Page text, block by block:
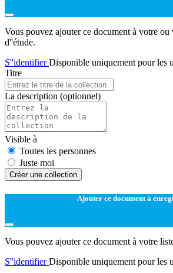
Vous pouvez ajouter ce document à votre ou
d''étude.
S''identifierDisponible uniquement pour les
Titre
La description (optionnel)
Visible à
Toutes les personnes
Juste moi
Créer une collection
Ajouter ce document à
Vous pouvez ajouter ce document à votre
S''identifierDisponible uniquement pour les